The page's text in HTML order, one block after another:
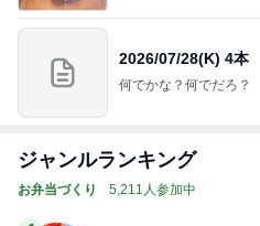
2026/07/28(K) 4本
何でかな？何でだろ？
ジャンルランキング
お弁当づくり 5,211人参加中